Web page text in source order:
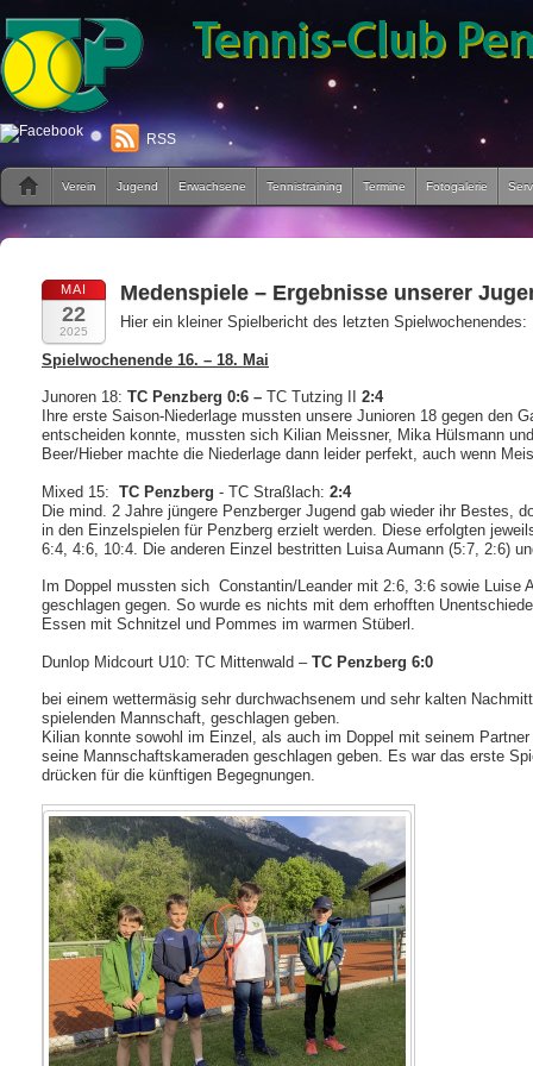
RSS
Verein Jugend Erwachsene Tennistraining Termine Fotogalerie
MAI
22
2025
Medenspiele – Ergebnisse unserer
Hier ein kleiner Spielbericht des letzten Spielwochenendes:
Spielwochenende 16. – 18. Mai
Junoren 18: TC Penzberg 0:6 – TC Tutzing II 2:4
Ihre erste Saison-Niederlage mussten unsere Junioren 18 gegen
entscheiden konnte, mussten sich Kilian Meissner, Mika Hülsmann
Beer/Hieber machte die Niederlage dann leider perfekt, auch wenn
Mixed 15: TC Penzberg - TC Straßlach: 2:4
Die mind. 2 Jahre jüngere Penzberger Jugend gab wieder ihr Bestes,
in den Einzelspielen für Penzberg erzielt werden. Diese erfolgten
6:4, 4:6, 10:4. Die anderen Einzel bestritten Luisa Aumann (5:7, 2:6)
Im Doppel mussten sich Constantin/Leander mit 2:6, 3:6 sowie
geschlagen gegen. So wurde es nichts mit dem erhofften
Essen mit Schnitzel und Pommes im warmen Stüberl.
Dunlop Midcourt U10: TC Mittenwald – TC Penzberg 6:0
bei einem wettermäsig sehr durchwachsenem und sehr kalten
spielenden Mannschaft, geschlagen geben.
Kilian konnte sowohl im Einzel, als auch im Doppel mit seinem
seine Mannschaftskameraden geschlagen geben. Es war das erste
drücken für die künftigen Begegnungen.